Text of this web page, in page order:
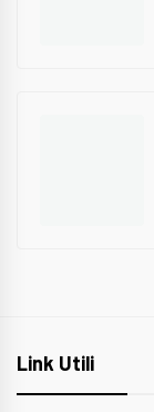
Link Utili